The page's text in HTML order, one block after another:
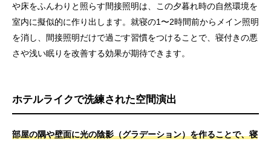
や床をふんわりと照らす間接照明は、この夕暮れ時の自然環境を
室内に擬似的に作り出します。就寝の1〜2時間前からメイン照明
を消し、間接照明だけで過ごす習慣をつけることで、寝付きの悪
さや浅い眠りを改善する効果が期待できます。
ホテルライクで洗練された空間演出
部屋の隅や壁面に光の陰影（グラデーション）を作ることで、寝